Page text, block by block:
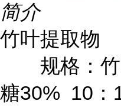
简介
竹叶提取物
规格：竹
糖30% 10：